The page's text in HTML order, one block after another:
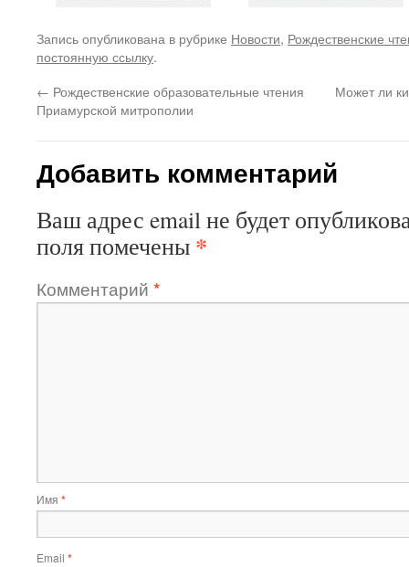
Запись опубликована в рубрике Новости, Рождественские
постоянную ссылку.
← Рождественские образовательные чтения
Приамурской митрополии
Может ли
Добавить комментарий
Ваш адрес email не будет
поля помечены *
Комментарий *
Имя *
Email *